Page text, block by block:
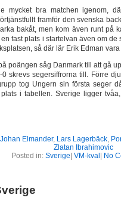
mycket bra matchen igenom,
framför den svenska
bakåt, men kom även runt på
fast plats i startelvan även om
så där lär Erik Edman
poängen såg Danmark till att gå
skrevs segersiffrorna till. Förre
tog Ungern sin första seger
i tabellen. Sverige ligger
Johan Elmander, Lars Lagerbäck,
Zlatan Ibrahimovic
Posted in: Sverige VM-kval No